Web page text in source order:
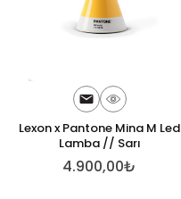
Lexon x Pantone Mina M Led
Lamba // Sarı
4.900,00₺